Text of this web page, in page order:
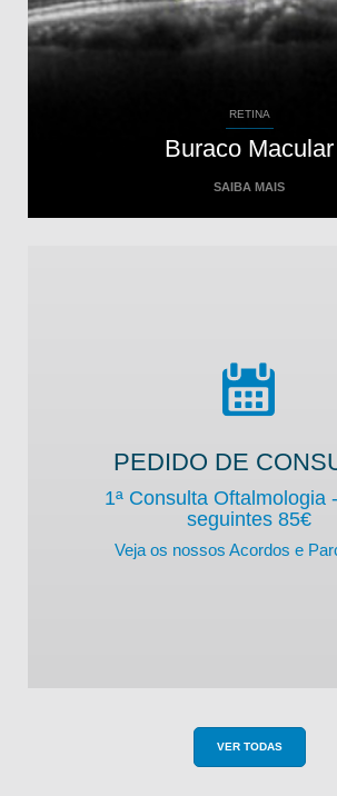
RETINA
Buraco Macular
SAIBA MAIS
PEDIDO DE
1ª Consulta Oftalmologia
seguintes 85€
Veja os nossos Acordos e
VER TODAS